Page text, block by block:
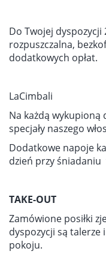
Do Twojej dyspozycji
rozpuszczalna,
dodatkowych opłat.
LaCimbali
Na każdą wykupioną
specjały naszego
Dodatkowe napoje
dzień przy śniadaniu
TAKE-OUT
Zamówione posiłki
dyspozycji są talerze
pokoju.